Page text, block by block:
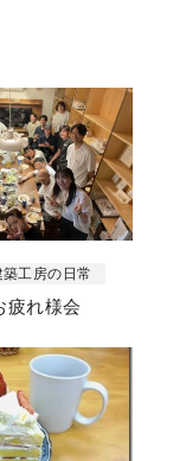
工房の日常
疲れ様会